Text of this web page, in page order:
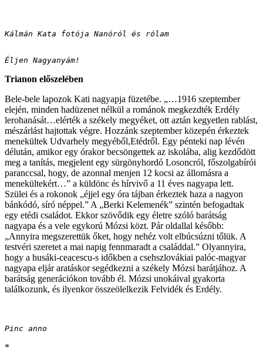
Kálmán Kata fotója Nanóról és rólam
Éljen Nagyanyám!
Trianon előszelében
Bele-bele lapozok Kati nagyapja füzetébe. „…1916 szeptember
elején, minden hadüzenet nélkül a románok megkezdték Erdély
lerohanását…elérték a székely megyéket, ott aztán kegyetlen rablást,
mészárlást hajtottak végre. Hozzánk szeptember közepén érkeztek
menekültek Udvarhely megyéből,Etédről. Egy pénteki nap lévén
délután, amikor egy órakor becsöngettek az iskolába, alig kezdődött
meg a tanítás, megjelent egy sürgönyhordó Losoncról, főszolgabírói
paranccsal, hogy, de azonnal menjen 12 kocsi az állomásra a
menekültekért…” a küldönc és hírvivő a 11 éves nagyapa lett.
Szülei és a rokonok „éjjel egy óra tájban érkeztek haza a nagyon
bánkódó, síró néppel.” A „Berki Kelemenék” szintén befogadtak
egy etédi családot. Ekkor szövődik egy életre szóló barátság
nagyapa és a vele egykorú Mózsi közt. Pár oldallal később:
„Annyira megszerettük őket, hogy nehéz volt elbúcsúzni tőlük. A
testvéri szeretet a mai napig fennmaradt a családdal.” Olyannyira,
hogy a husáki-ceacescu-s időkben a csehszlovákiai palóc-magyar
nagyapa eljár aratáskor segédkezni a székely Mózsi barátjához. A
barátság generációkon tovább él. Mózsi unokáival gyakorta
találkozunk, és ilyenkor összeölelkezik Felvidék és Erdély.
Pinc anno
­*